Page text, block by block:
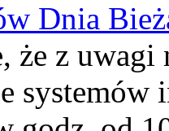
Dnia
że z uwagi